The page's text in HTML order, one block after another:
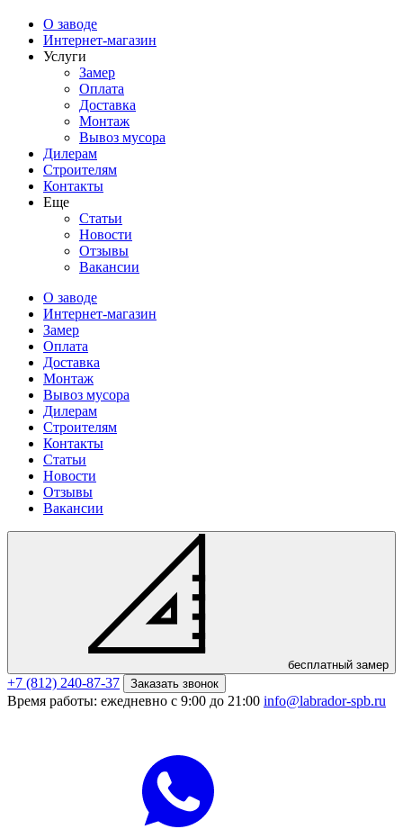
О заводе
Интернет-магазин
Услуги
Замер
Оплата
Доставка
Монтаж
Вывоз мусора
Дилерам
Строителям
Контакты
Еще
Статьи
Новости
Отзывы
Вакансии
О заводе
Интернет-магазин
Замер
Оплата
Доставка
Монтаж
Вывоз мусора
Дилерам
Строителям
Контакты
Статьи
Новости
Отзывы
Вакансии
бесплатный замер
+7 (812) 240-87-37 Заказать звонок
Время работы: ежедневно с 9:00 до 21:00 info@labrador-spb.ru